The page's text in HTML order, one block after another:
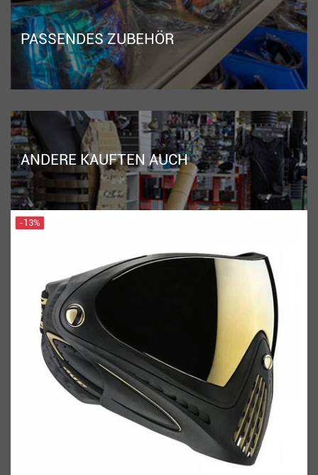
PASSENDES ZUBEHÖR
ANDERE KAUFTEN AUCH
-13%